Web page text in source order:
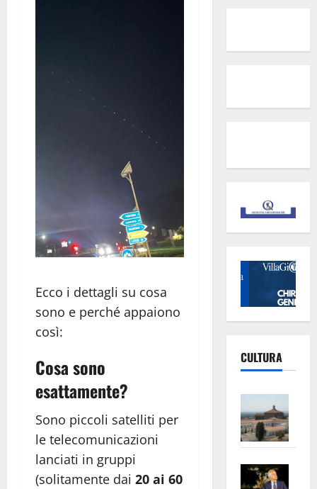
Ecco i dettagli su cosa
sono e perché appaiono
così:
Cosa sono
esattamente?
Sono piccoli satelliti per
le telecomunicazioni
lanciati in gruppi
(solitamente dai 20 ai 60
CULTURA